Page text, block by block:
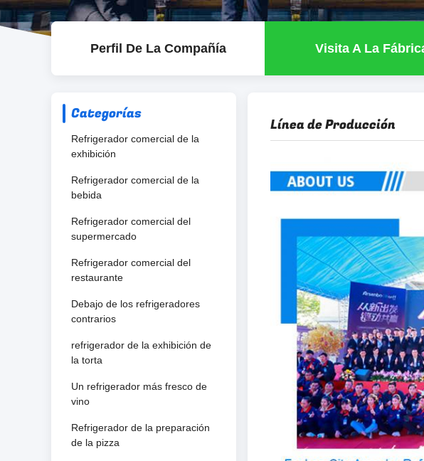
Perfil De La Compañía Visita A La
Categorías
Refrigerador comercial de la
exhibición
Refrigerador comercial de la
bebida
Refrigerador comercial del
supermercado
Refrigerador comercial del
restaurante
Debajo de los refrigeradores
contrarios
refrigerador de la exhibición de
la torta
Un refrigerador más fresco de
vino
Refrigerador de la preparación
de la pizza
Línea de Producción